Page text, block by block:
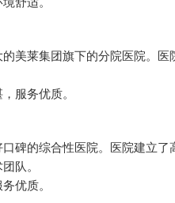
美莱集团旗下的分院医院。
服务优质。
碑的综合性医院。医院建立了
队。
优质。